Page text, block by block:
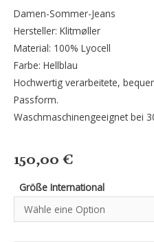
Damen-Sommer-Jeans
Hersteller: Klitmøller
Material: 100% Lyocell
Farbe: Hellblau
Hochwertig verarbeitete,
Passform.
Waschmaschinengeeignet bei
150,00 €
Größe International